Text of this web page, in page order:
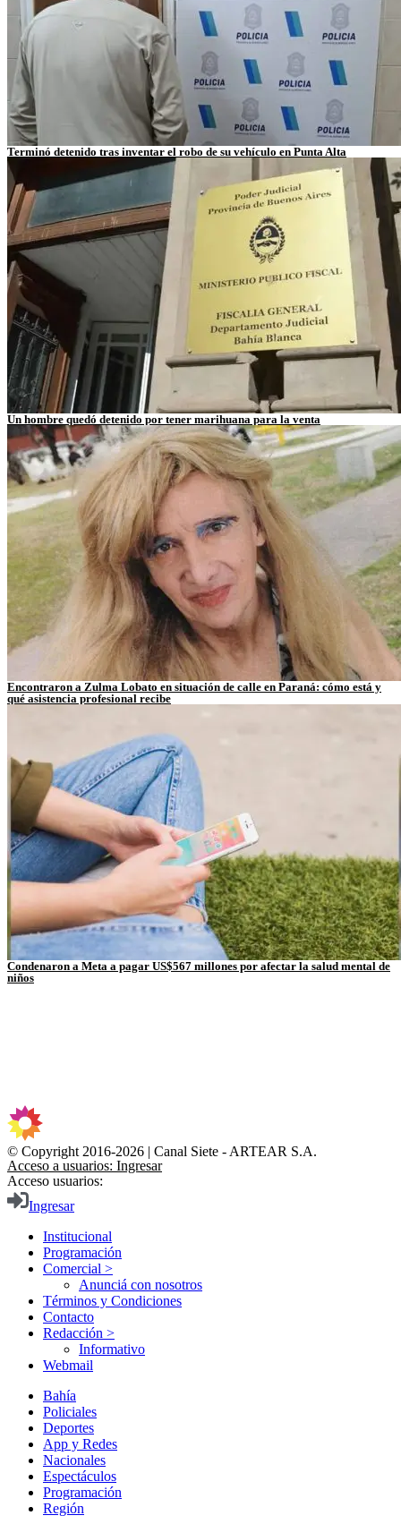
Terminó detenido tras inventar el robo de su vehículo en Punta Alta
Un hombre quedó detenido por tener marihuana para la venta
Encontraron a Zulma Lobato en situación de calle en Paraná: cómo está y
qué asistencia profesional recibe
Condenaron a Meta a pagar US$567 millones por afectar la salud mental de
niños
© Copyright 2016-2026 | Canal Siete - ARTEAR S.A.
Acceso a usuarios: Ingresar
Acceso usuarios:
Ingresar
Institucional
Programación
Comercial >
Anunciá con nosotros
Términos y Condiciones
Contacto
Redacción >
Informativo
Webmail
Bahía
Policiales
Deportes
App y Redes
Nacionales
Espectáculos
Programación
Región